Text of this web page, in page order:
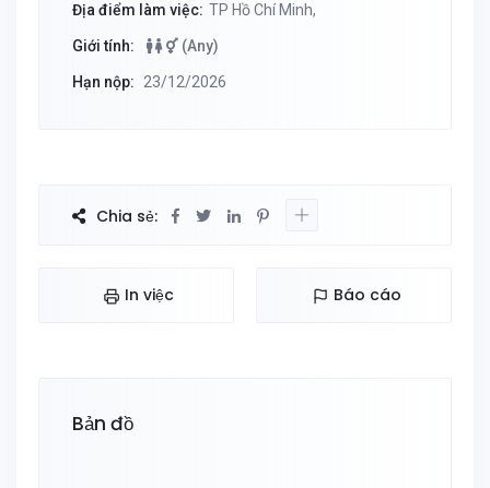
Địa điểm làm việc: TP Hồ Chí Minh,
Giới tính: (Any)
Hạn nộp: 23/12/2026
Chia sẻ:
In việc Báo cáo
Bản đồ